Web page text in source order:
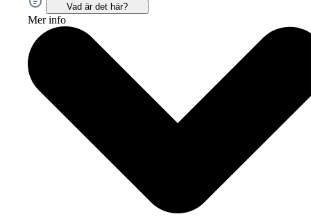
Vad är det här?
Mer info